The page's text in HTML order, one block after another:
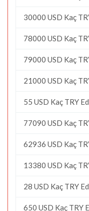
30000 USD Kaç
78000 USD Kaç
79000 USD Kaç
21000 USD Kaç
55 USD Kaç TRY
77090 USD Kaç
62936 USD Kaç
13380 USD Kaç
28 USD Kaç TRY
650 USD Kaç TRY